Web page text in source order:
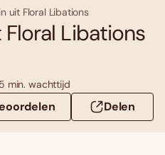
uit Floral Libations
Libations
5 min. wachttijd
Delen